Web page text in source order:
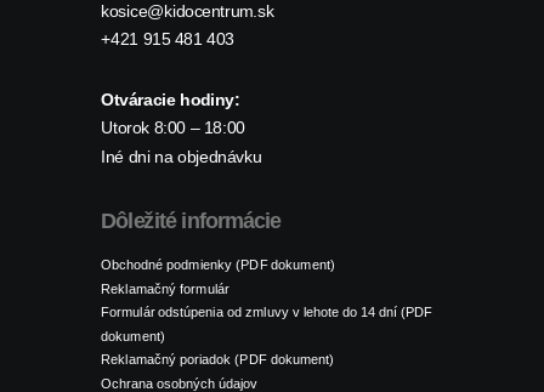
kosice@kidocentrum.sk
+421 915 481 403
Otváracie hodiny:
Utorok 8:00 – 18:00
Iné dni na objednávku
Dôležité informácie
Obchodné podmienky (PDF dokument)
Reklamačný formulár
Formulár odstúpenia od zmluvy v lehote do 14 dní (PDF
dokument)
Reklamačný poriadok (PDF dokument)
Ochrana osobných údajov